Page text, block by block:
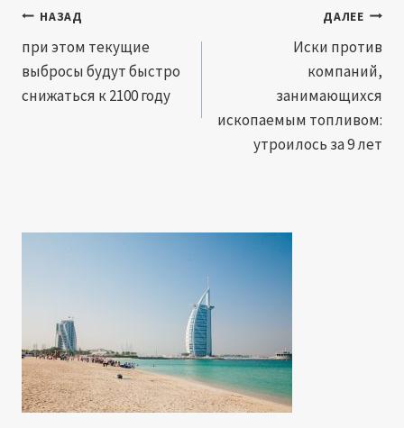
Навигация
по
записям
НАЗАД
при этом текущие
выбросы будут быстро
снижаться к 2100 году
ДАЛЕЕ
Иски против
компаний,
занимающихся
ископаемым топливом:
утроилось за 9 лет